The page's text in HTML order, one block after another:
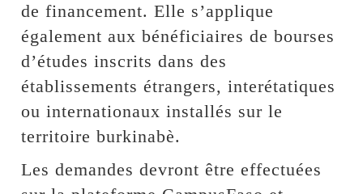
de financement. Elle s’applique
également aux bénéficiaires de bourses
d’études inscrits dans des
établissements étrangers, interétatiques
ou internationaux installés sur le
territoire burkinabè.
Les demandes devront être effectuées